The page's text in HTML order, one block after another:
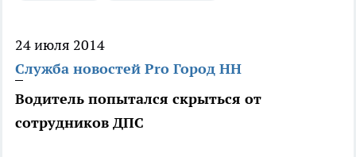
24 июля 2014
Служба новостей Pro Город НН
Водитель попытался скрыться от
сотрудников ДПС